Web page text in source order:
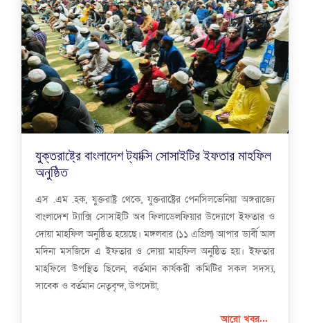
যুক্তরাষ্ট্রে বাংলাদেশ ট্যাক্সি সোসাইটির ইফতার মাহফিল
অনুষ্ঠিত
এস .এম .হক, যুক্তরাষ্ট্র থেকে, যুক্তরাষ্ট্রের পেনসিলভেনিয়া অঙ্গরাজ্যে
বাংলাদেশ ট্যাক্সি সোসাইটি অব ফিলাডেলফিয়ার উদ্যোগে ইফতার ও
দোয়া মাহফিল অনুষ্ঠিত হয়েছে। মঙ্গলবার (১১ এপ্রিল) আপার ডার্বী আল
মদিনা মসজিদে এ ইফতার ও দোয়া মাহফিল অনুষ্ঠিত হয়। ইফতার
মাহফিলে উপস্থিত ছিলেন, বর্তমান কার্যকরী কমিটির সকল সদস্য,
সাবেক ও বর্তমান নেতৃবৃন্দ, উপদেষ্টা,
আরো খবর...